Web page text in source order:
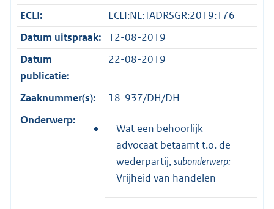
ECLI:
ECLI:NL:TADRSGR:2019:176
Datum uitspraak:
12-08-2019
Datum
publicatie:
22-08-2019
Zaaknummer(s):
18-937/DH/DH
Onderwerp:
Wat een behoorlijk
advocaat betaamt t.o. de
wederpartij,subonderwerp:
Vrijheid van handelen